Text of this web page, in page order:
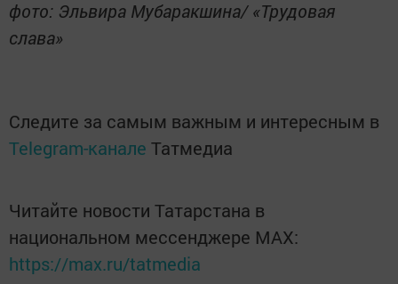
фото: Эльвира Мубаракшина/ «Трудовая
слава»
Следите за самым важным и интересным в
Telegram-канале Татмедиа
Читайте новости Татарстана в
национальном мессенджере MАХ:
https://max.ru/tatmedia